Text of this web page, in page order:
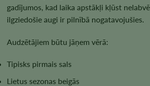
gadījumos, kad laika apstākļi kļūst
ilgziedošie augi ir pilnībā nogatavojušies.
Audzētājiem būtu jāņem vērā:
Tipisks pirmais sals
Lietus sezonas beigās